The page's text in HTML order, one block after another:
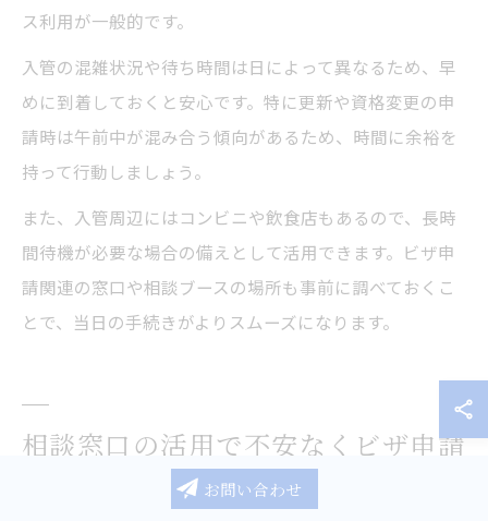
ス利用が一般的です。
入管の混雑状況や待ち時間は日によって異なるため、早
めに到着しておくと安心です。特に更新や資格変更の申
請時は午前中が混み合う傾向があるため、時間に余裕を
持って行動しましょう。
また、入管周辺にはコンビニや飲食店もあるので、長時
間待機が必要な場合の備えとして活用できます。ビザ申
請関連の窓口や相談ブースの場所も事前に調べておくこ
とで、当日の手続きがよりスムーズになります。
相談窓口の活用で不安なくビザ申請
東京都の相談窓口を賢く使ったビザ申請の安
お問い合わせ